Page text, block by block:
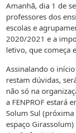
Amanhã, dia 1 de
professores dos
escolas e
2020/2021 e a
letivo, que começa
Assinalando o
restam dúvidas,
não só na
a FENPROF estará
Solum Sul (próxima
espaço